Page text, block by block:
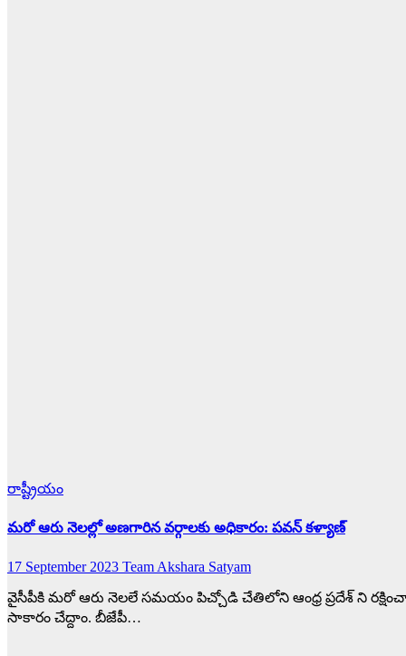
రాష్ట్రీయం
మరో ఆరు నెలల్లో అణగారిన వర్గాలకు అధికారం: పవన్ కళ్యాణ్
17 September 2023 Team Akshara Satyam
వైసీపీకి మరో ఆరు నెలలే సమయం పిచ్చోడి చేతిలోని ఆంధ్ర ప్రదేశ్ ని
సాకారం చేద్దాం. బీజేపీ…